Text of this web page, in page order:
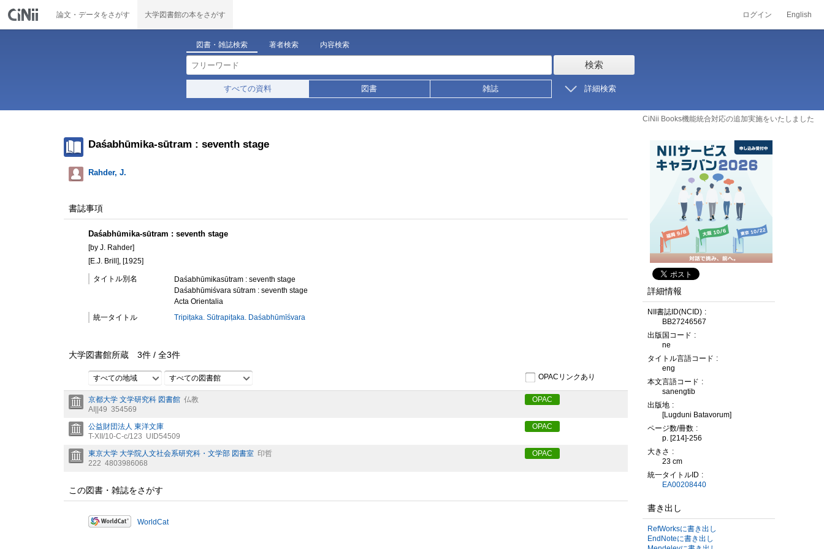
論文・データをさがす 大学図書館の本をさがす ログイン English
図書・雑誌検索 著者検索 内容検索
検索
すべての資料 図書 雑誌 詳細検索
CiNii Books機能統合対応の追加実施をいたしました
Daśabhūmika-sūtram : seventh stage
Rahder, J.
書誌事項
Daśabhūmika-sūtram : seventh stage
[by J. Rahder]
[E.J. Brill], [1925]
タイトル別名
Daśabhūmikasūtram : seventh stage
Daśabhūmiśvara sūtram : seventh stage
Acta Orientalia
統一タイトル
Tripiṭaka. Sūtrapiṭaka. Daśabhūmīśvara
大学図書館所蔵 3件 / 全3件
すべての地域 すべての図書館 OPACリンクあり
京都大学 文学研究科 図書館 仏教
AI||49 354569
OPAC
公益財団法人 東洋文庫
T-XII/10-C-c/123 UID54509
OPAC
東京大学 大学院人文社会系研究科・文学部 図書室 印哲
222 4803986068
OPAC
この図書・雑誌をさがす
WorldCat
詳細情報
NII書誌ID(NCID)
BB27246567
出版国コード
ne
タイトル言語コード
eng
本文言語コード
sanengtib
出版地
[Lugduni Batavorum]
ページ数/冊数
p. [214]-256
大きさ
23 cm
統一タイトルID
EA00208440
書き出し
RefWorksに書き出し
EndNoteに書き出し